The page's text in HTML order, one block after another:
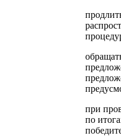
при
по